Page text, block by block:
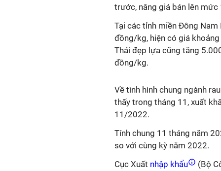
trước, nâng giá bán lên
Tại các tỉnh miền Đông Nam
đồng/kg, hiện có giá
Thái đẹp lựa cũng tăng
đồng/kg.
Về tình hình chung ngành
thấy trong tháng 11, xuất
11/2022.
Tính chung 11 tháng năm
so với cùng kỳ năm 2022.
Cục Xuất nhập khẩu
(Bộ